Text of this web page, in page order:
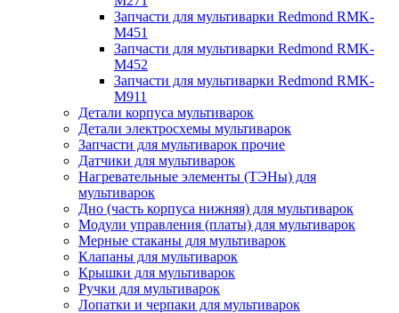
Запчасти для мультиварки Redmond RMK-
M451
Запчасти для мультиварки Redmond RMK-
M452
Запчасти для мультиварки Redmond RMK-
M911
Детали корпуса мультиварок
Детали электросхемы мультиварок
Запчасти для мультиварок прочие
Датчики для мультиварок
Нагревательные элементы (ТЭНы) для
мультиварок
Дно (часть корпуса нижняя) для мультиварок
Модули управления (платы) для мультиварок
Мерные стаканы для мультиварок
Клапаны для мультиварок
Крышки для мультиварок
Ручки для мультиварок
Лопатки и черпаки для мультиварок